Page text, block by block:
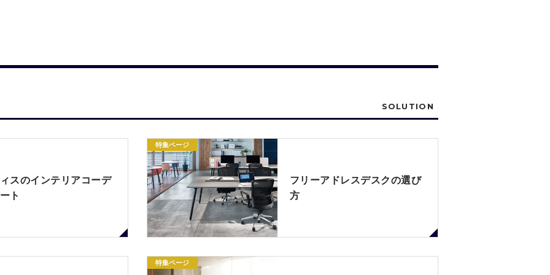
SOLUTION
スのインテリアコーデ
ト
特集ページ
フリーアドレスデスクの選び
方
特集ページ